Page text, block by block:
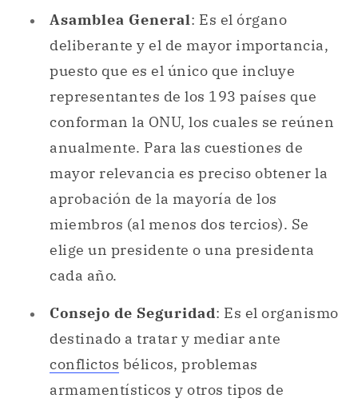
conforman la ONU, los cuales se reúnen
anualmente. Para las cuestiones de
mayor relevancia es preciso obtener la
aprobación de la mayoría de los
miembros (al menos dos tercios). Se
elige un presidente o una presidenta
cada año.
Consejo de Seguridad
: Es el organismo
destinado a tratar y mediar ante
conflictos
violencia que atentan contra la paz y la
seguridad en todo el mundo. Es el
responsable de determinar la necesidad
de una intervención internacional en